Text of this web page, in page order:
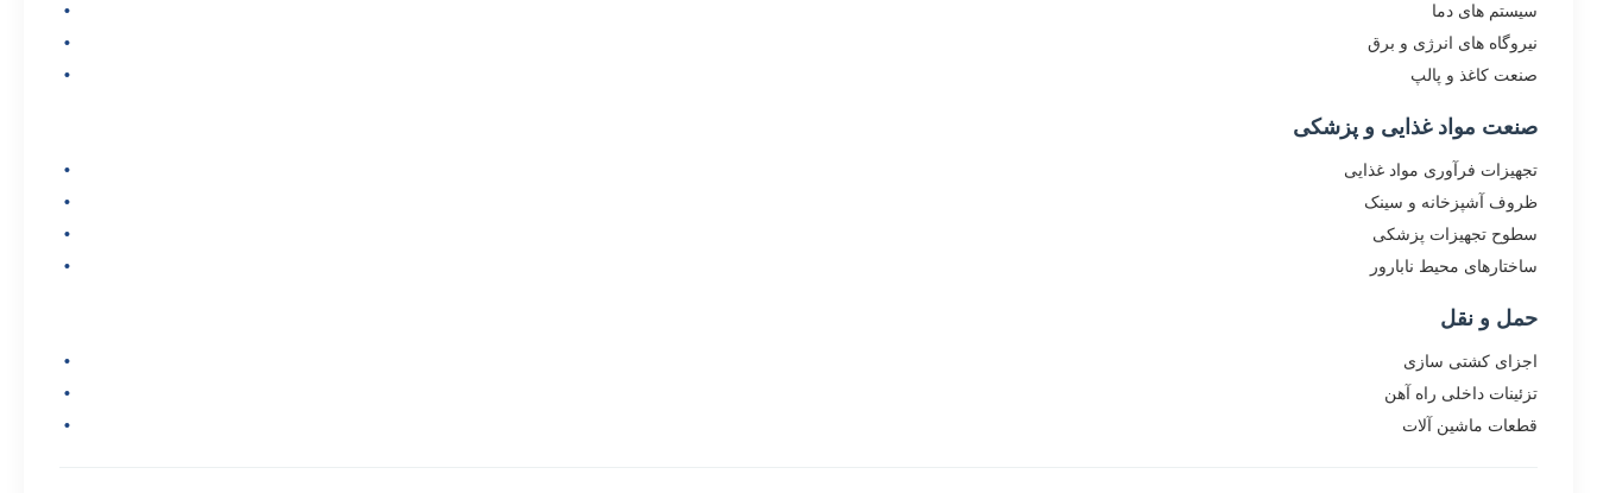
سیستم های دما
نیروگاه های انرژی و برق
صنعت کاغذ و پالپ
صنعت مواد غذایی و پزشکی
تجهیزات فرآوری مواد غذایی
ظروف آشپزخانه و سینک
سطوح تجهیزات پزشکی
ساختارهای محیط نابارور
حمل و نقل
اجزای کشتی سازی
تزئینات داخلی راه آهن
قطعات ماشین آلات